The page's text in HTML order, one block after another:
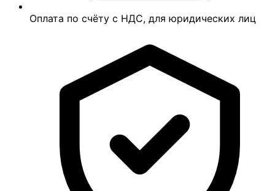
Оплата по счёту с НДС, для юридических лиц